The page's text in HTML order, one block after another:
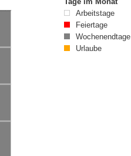
Arbeitstage
Feiertage
Wochenendtage
Urlaube